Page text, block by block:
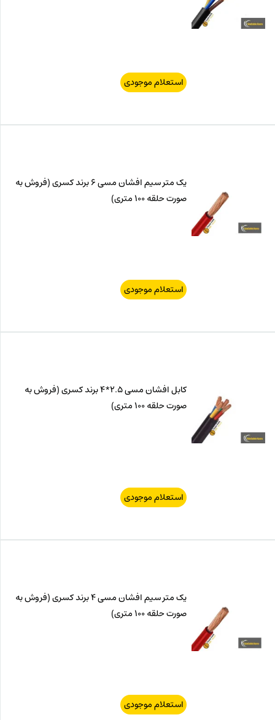
استعلام موجودی
یک متر سیم افشان مسی 6 برند کسری (فروش به
صورت حلقه 100 متری)
استعلام موجودی
کابل افشان مسی 2.5*4 برند کسری (فروش به
صورت حلقه‌ 100 متری)
استعلام موجودی
یک متر سیم افشان مسی 4 برند کسری (فروش به
صورت حلقه 100 متری)
استعلام موجودی